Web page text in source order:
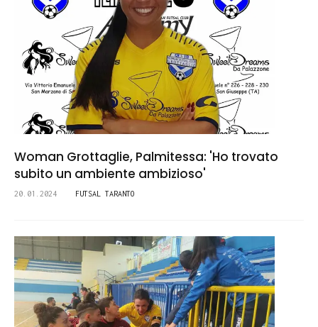
Woman Grottaglie, Palmitessa: 'Ho trovato
subito un ambiente ambizioso'
20.01.2024 FUTSAL TARANTO